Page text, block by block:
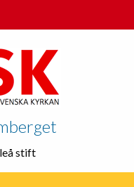
stift